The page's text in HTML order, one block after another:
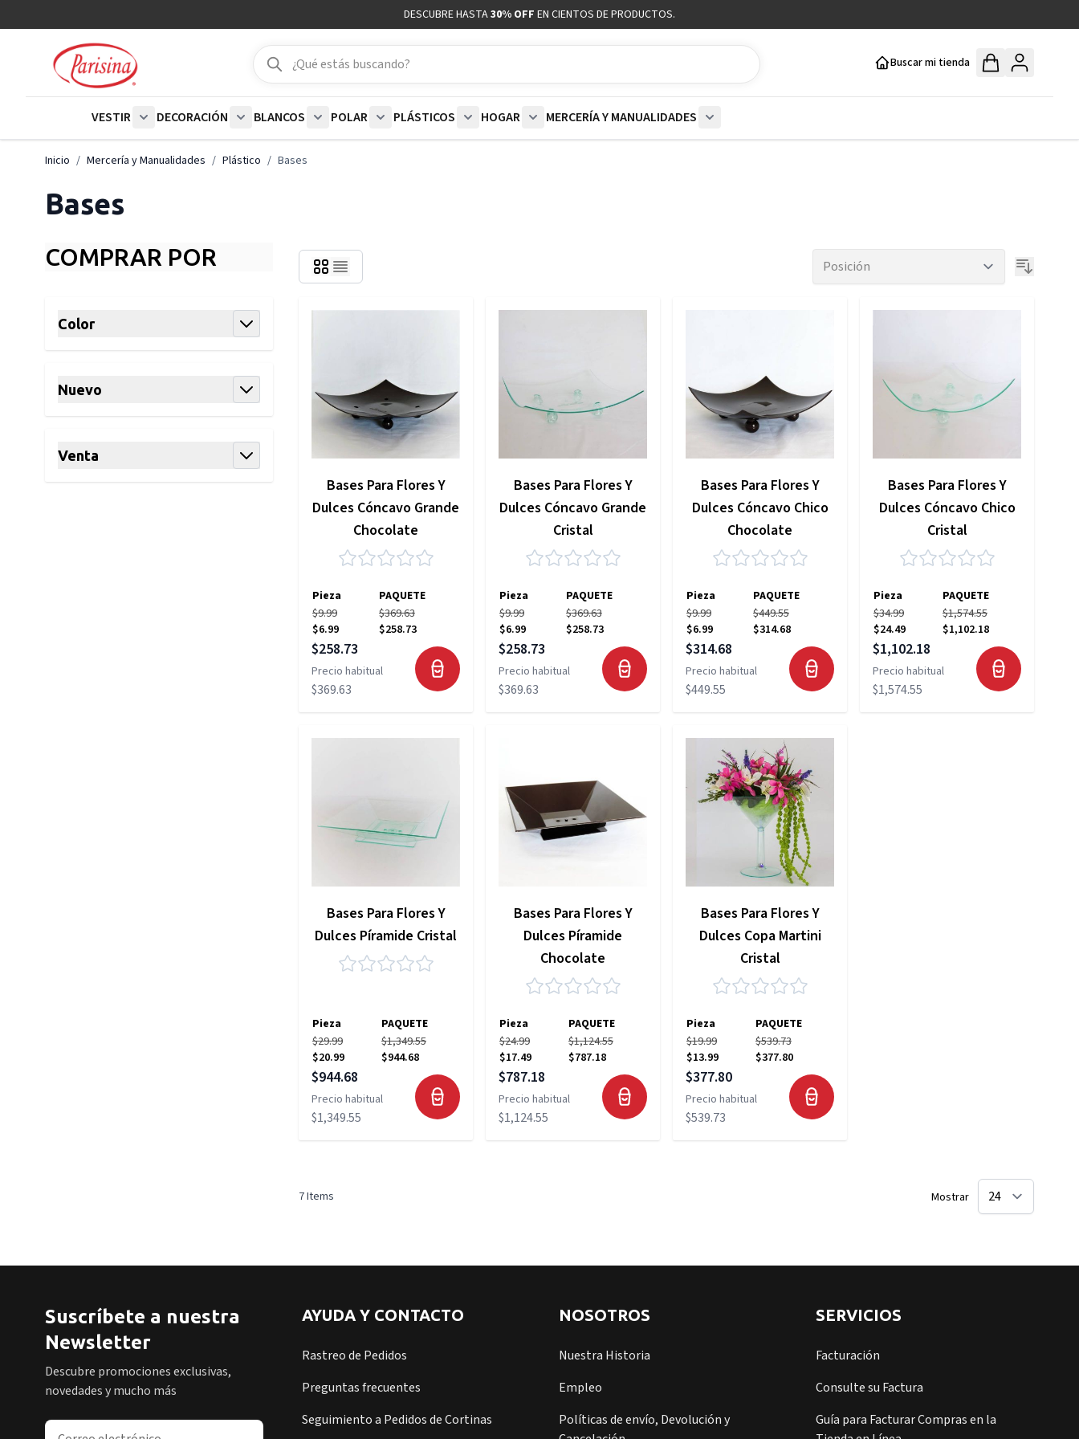
DESCUBRE HASTA30% OFF EN CIENTOS DE PRODUCTOS.
Buscar
Buscar
Buscar mi tienda
VESTIR
DECORACIÓN
BLANCOS
POLAR
PLÁSTICOS
HOGAR
MERCERÍA Y MANUALIDADES
Inicio / Mercería y Manualidades / Plástico / Bases
Bases
COMPRAR POR
Color
Nuevo
Venta
Bases Para Flores Y
Dulces Cóncavo Grande
Chocolate
Pieza
PAQUETE
$9.99
$6.99
$369.63
$258.73
Precio especial
$258.73
Precio habitual
$369.63
Bases Para Flores Y
Dulces Cóncavo Grande
Cristal
Pieza
PAQUETE
$9.99
$6.99
$369.63
$258.73
Precio especial
$258.73
Precio habitual
$369.63
Bases Para Flores Y
Dulces Cóncavo Chico
Chocolate
Pieza
PAQUETE
$9.99
$6.99
$449.55
$314.68
Precio especial
$314.68
Precio habitual
$449.55
Bases Para Flores Y
Dulces Cóncavo Chico
Cristal
Pieza
PAQUETE
$34.99
$24.49
$1,574.55
$1,102.18
Precio especial
$1,102.18
Precio habitual
$1,574.55
Bases Para Flores Y
Dulces Píramide Cristal
Pieza
PAQUETE
$29.99
$20.99
$1,349.55
$944.68
Precio especial
$944.68
Precio habitual
$1,349.55
Bases Para Flores Y
Dulces Píramide
Chocolate
Pieza
PAQUETE
$24.99
$17.49
$1,124.55
$787.18
Precio especial
$787.18
Precio habitual
$1,124.55
Bases Para Flores Y
Dulces Copa Martini
Cristal
Pieza
PAQUETE
$19.99
$13.99
$539.73
$377.80
Precio especial
$377.80
Precio habitual
$539.73
7Items Mostrar
Suscríbete a nuestra
Newsletter
Descubre promociones exclusivas,
novedades y mucho más
Dirección de correo electrónico
AYUDA Y CONTACTO
Rastreo de Pedidos
Preguntas frecuentes
Seguimiento a Pedidos de Cortinas
NOSOTROS
Nuestra Historia
Empleo
Políticas de envío, Devolución y
SERVICIOS
Facturación
Consulte su Factura
Guía para Facturar Compras en la